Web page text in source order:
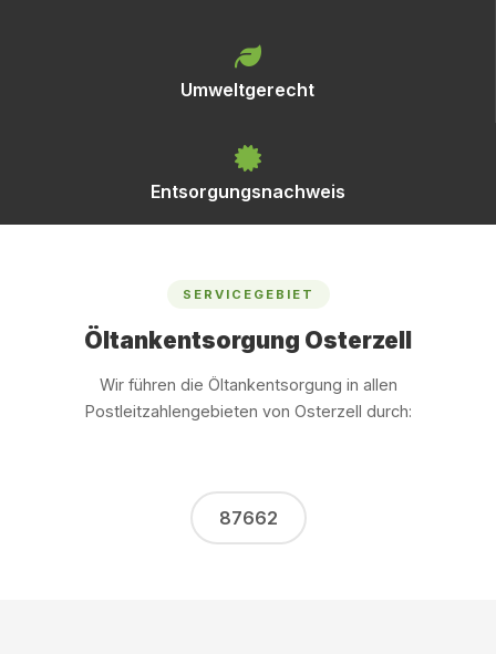
Umweltgerecht
Entsorgungsnachweis
SERVICEGEBIET
Öltankentsorgung Osterzell
Wir führen die Öltankentsorgung in allen
Postleitzahlengebieten von Osterzell durch:
87662